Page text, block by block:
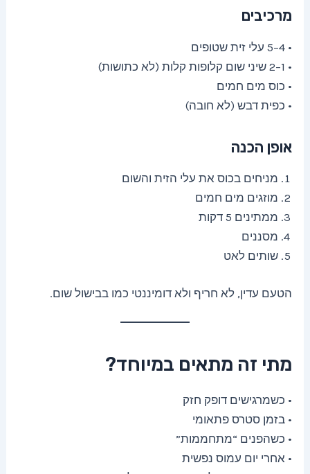
מרכיבים
• 4–5 עלי זית שטופים
• 1–2 שיני שום קלופות קלות (לא כתושות)
• כוס מים חמים
• כפית דבש (לא חובה)
אופן הכנה
מניחים בכוס את עלי הזית והשום
מוזגים מים חמים
ממתינים 5 דקות
מסננים
שותים לאט
הטעם עדין, לא חריף ולא דומיננטי כמו בבישול שום.
מתי זה מתאים במיוחד?
• כשמרגישים דופק חזק
• בזמן סטרס פתאומי
• כשהפנים “מתחממות”
• אחרי יום עמוס נפשית